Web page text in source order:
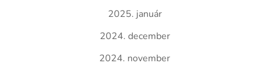
2025. január
2024. december
2024. november